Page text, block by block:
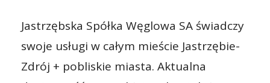
Jastrzębska Spółka Węglowa SA świadczy
swoje usługi w całym mieście Jastrzębie-
Zdrój + pobliskie miasta. Aktualna